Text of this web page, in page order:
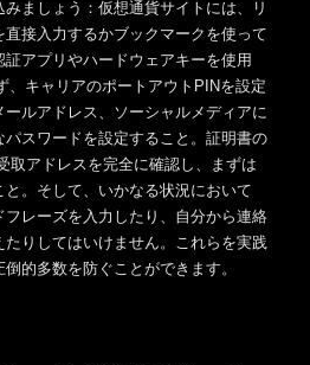
ましょう：仮想通貨サイトには、リ
接入力するかブックマークを使って
アプリやハードウェアキーを使用
、キャリアのポートアウトPINを設定
ルアドレス、ソーシャルメディアに
スワードを設定すること。証明書の
取アドレスを完全に確認し、まずは
。そして、いかなる状況において
フレーズを入力したり、自分から連絡
りしてはいけません。これらを実践
的多数を防ぐことができます。